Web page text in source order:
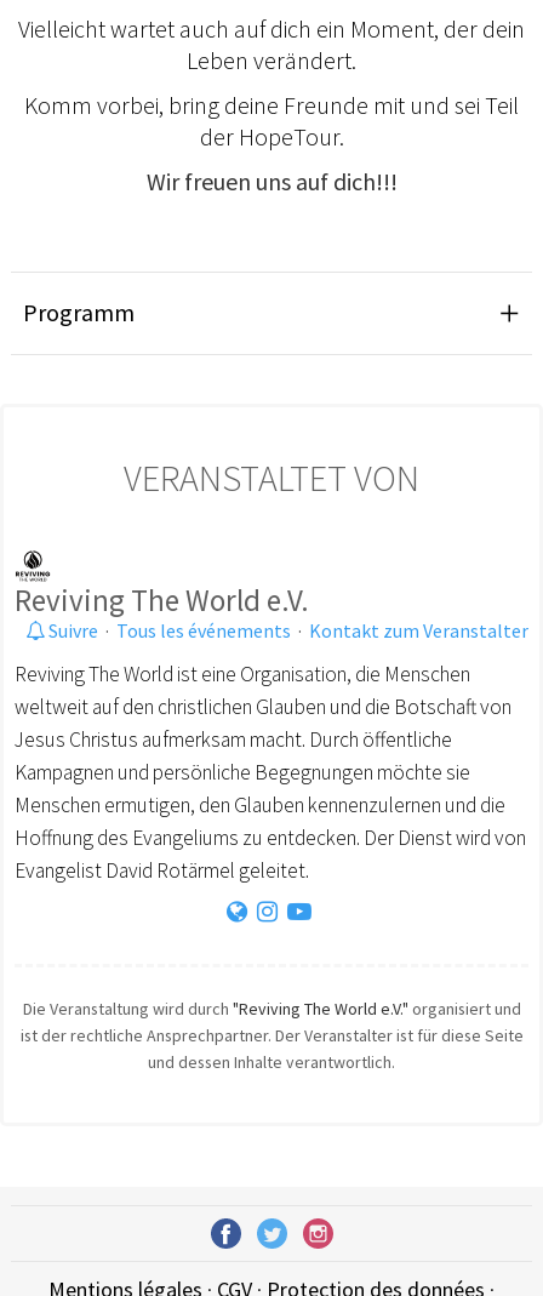
Vielleicht wartet auch auf dich ein Moment, der dein
Leben verändert.
Komm vorbei, bring deine Freunde mit und sei Teil
der HopeTour.
Wir freuen uns auf dich!!!
Programm
VERANSTALTET VON
Reviving The World e.V.
Suivre · Tous les événements · Kontakt zum Veranstalter
Reviving The World ist eine Organisation, die Menschen
weltweit auf den christlichen Glauben und die Botschaft von
Jesus Christus aufmerksam macht. Durch öffentliche
Kampagnen und persönliche Begegnungen möchte sie
Menschen ermutigen, den Glauben kennenzulernen und die
Hoffnung des Evangeliums zu entdecken. Der Dienst wird von
Evangelist David Rotärmel geleitet.
Die Veranstaltung wird durch "Reviving The World e.V." organisiert und
ist der rechtliche Ansprechpartner. Der Veranstalter ist für diese Seite
und dessen Inhalte verantwortlich.
Mentions légales · CGV· Protection des données ·